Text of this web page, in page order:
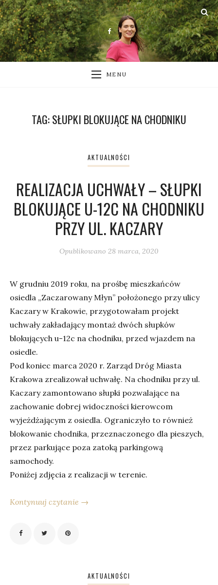
MENU
TAG:SŁUPKI BLOKUJĄCE NA CHODNIKU
AKTUALNOŚCI
REALIZACJA UCHWAŁY – SŁUPKI
BLOKUJĄCE U-12C NA CHODNIKU
PRZY UL. KACZARY
Opublikowano 28 marca, 2020
W grudniu 2019 roku, na prośbę mieszkańców
osiedla „Zaczarowany Młyn” położonego przy ulicy
Kaczary w Krakowie, przygotowałam projekt
uchwały zakładający montaż dwóch słupków
blokujących u-12c na chodniku, przed wjazdem na
osiedle.
Pod koniec marca 2020 r. Zarząd Dróg Miasta
Krakowa zrealizował uchwałę. Na chodniku przy ul.
Kaczary zamontowano słupki pozwalające na
zachowanie dobrej widoczności kierowcom
wyjeżdżającym z osiedla. Ograniczyło to również
blokowanie chodnika, przeznaczonego dla pieszych,
przez parkujące poza zatoką parkingową
samochody.
Poniżej zdjęcia z realizacji w terenie.
Kontynuuj czytanie →
AKTUALNOŚCI